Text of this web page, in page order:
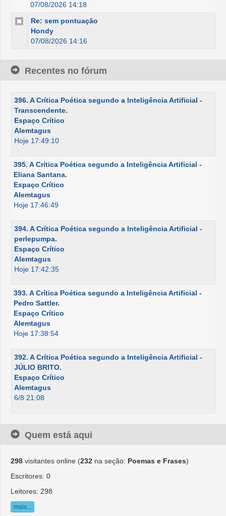
07/08/2026 14:18
Re: sem pontuação
Hondy
07/08/2026 14:16
Recentes no fórum
396. A Crítica Poética segundo a Inteligência Artificial -
Transcendente.
Espaço Crítico
Alemtagus
Hoje 17:49:10
395. A Crítica Poética segundo a Inteligência Artificial -
Eliana Santana.
Espaço Crítico
Alemtagus
Hoje 17:46:49
394. A Crítica Poética segundo a Inteligência Artificial -
perlepumpa.
Espaço Crítico
Alemtagus
Hoje 17:42:35
393. A Crítica Poética segundo a Inteligência Artificial -
Pedro Sattler.
Espaço Crítico
Alemtagus
Hoje 17:38:54
392. A Crítica Poética segundo a Inteligência Artificial -
JÚLIO BRITO.
Espaço Crítico
Alemtagus
6/8 21:08
Quem está aqui
298 visitantes online (232 na seção: Poemas e Frases)
Escritores: 0
Leitores: 298
mais...